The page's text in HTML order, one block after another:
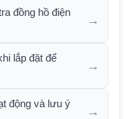
đồng hồ điện
→
lắp đặt để
→
động và lưu ý
→